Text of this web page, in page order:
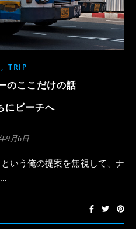
, TRIP
のここだけの話
にビーチへ
9月6日